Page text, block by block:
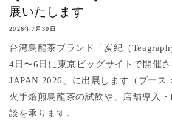
展いたします
2026年7月30日
台湾烏龍茶ブランド「炭紀（
4日〜6日に東京ビッグサイトで開催
JAPAN 2026」に出展します（ブース
火手焙煎烏龍茶の試飲や、店舗導入
談を承ります。